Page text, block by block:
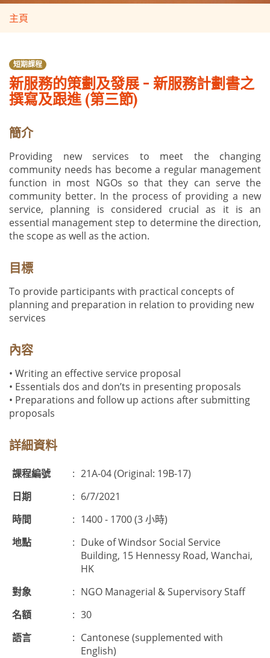
主頁
短期課程
新服務的策劃及發展 - 新服務計劃書之
撰寫及跟進 (第三節)
簡介
Providing new services to meet the changing
community needs has become a regular management
function in most NGOs so that they can serve the
community better. In the process of providing a new
service, planning is considered crucial as it is an
essential management step to determine the direction,
the scope as well as the action.
目標
To provide participants with practical concepts of
planning and preparation in relation to providing new
services
內容
• Writing an effective service proposal
• Essentials dos and don’ts in presenting proposals
• Preparations and follow up actions after submitting
proposals
詳細資料
課程編號 : 21A-04 (Original: 19B-17)
日期
: 6/7/2021
時間
: 1400 - 1700 (3 小時)
地點
: Duke of Windsor Social Service
Building, 15 Hennessy Road, Wanchai,
HK
對象
: NGO Managerial & Supervisory Staff
名額
: 30
語言
: Cantonese (supplemented with
English)